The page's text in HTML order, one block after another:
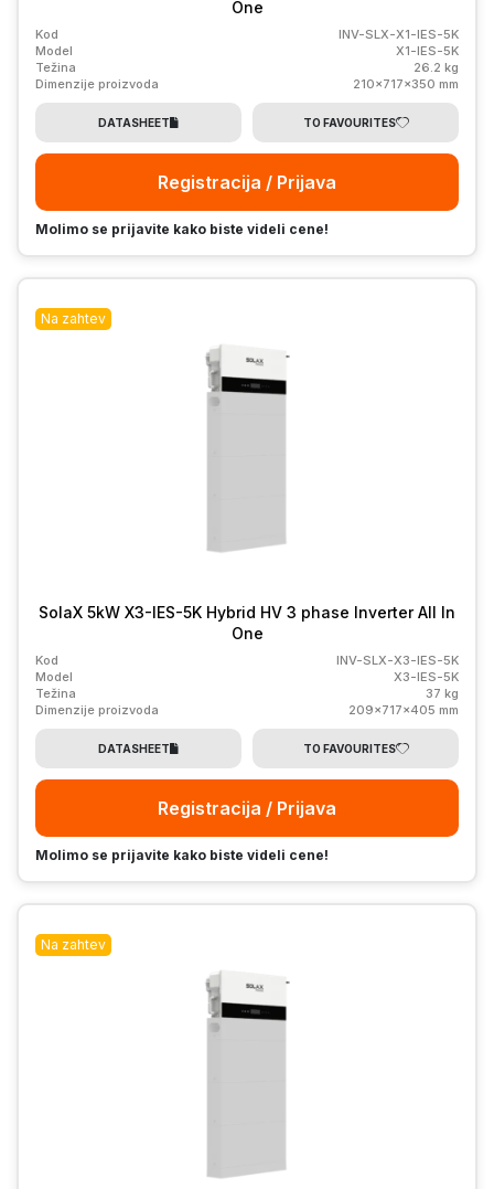
One
Kod
INV-SLX-X1-IES-5K
Model
X1-IES-5K
Težina
26.2 kg
Dimenzije proizvoda
210x717x350 mm
DATASHEET TO FAVOURITES
Registracija / Prijava
Molimo se prijavite kako biste videli cene!
Na zahtev
SolaX 5kW X3-IES-5K Hybrid HV 3 phase Inverter All In
One
Kod
INV-SLX-X3-IES-5K
Model
X3-IES-5K
Težina
37 kg
Dimenzije proizvoda
209x717x405 mm
DATASHEET TO FAVOURITES
Registracija / Prijava
Molimo se prijavite kako biste videli cene!
Na zahtev